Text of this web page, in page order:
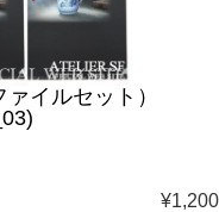
イルセット）
¥1,200